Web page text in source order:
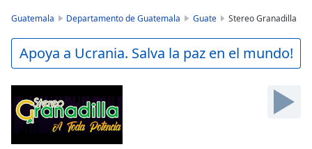
Play
Video
Backward
Skip
Forward
Mute
Guatemala Departamento de Guatemala Guate Stereo Granadilla
Apoya a Ucrania. Salva la paz en el mundo!